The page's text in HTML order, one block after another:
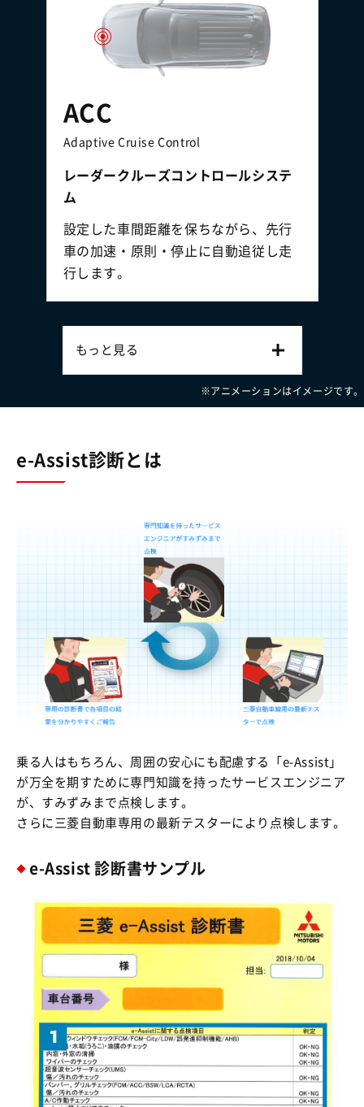
ACC
Adaptive Cruise Control
レーダークルーズコントロールシステ
ム
設定した車間距離を保ちながら、先行
車の加速・原則・停止に自動追従し走
行します。
もっと見る
アニメーションはイメージです。
e-Assist診断とは
乗る人はもちろん、周囲の安心にも配慮する「e-Assist」
が万全を期すために専門知識を持ったサービスエンジニア
が、すみずみまで点検します。
さらに三菱自動車専用の最新テスターにより点検します。
e-Assist 診断書サンプル